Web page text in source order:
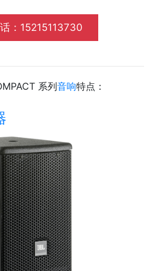
额定功率 150W 连
(水平 × 垂直) 90° × 90°• 体
：15215113730
系列音响特点：